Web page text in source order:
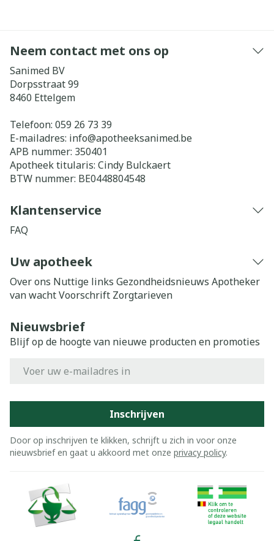
Neem contact met ons op
Sanimed BV
Dorpsstraat 99
8460 Ettelgem
Telefoon: 059 26 73 39
E-mailadres: info@apotheeksanimed.be
APB nummer: 350401
Apotheek titularis: Cindy Bulckaert
BTW nummer: BE0448804548
Klantenservice
FAQ
Uw apotheek
Over ons Nuttige links Gezondheidsnieuws Apotheker
van wachtVoorschrift Zorgtarieven
Nieuwsbrief
Blijf op de hoogte van nieuwe producten en promoties
Inschrijven
Door op inschrijven te klikken, schrijft u zich in voor onze
nieuwsbrief en gaat u akkoord met onze privacy policy.